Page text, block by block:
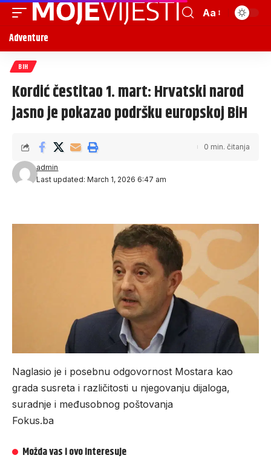
Aa
Adventure
BIH
Kordić čestitao 1. mart: Hrvatski narod
jasno je pokazao podršku europskoj BiH
Last updated: March 1, 2026 6:47 am
admin
0 min. čitanja
Naglasio je i posebnu odgovornost Mostara kao
grada susreta i različitosti u njegovanju dijaloga,
suradnje i međusobnog poštovanja
Fokus.ba
Možda vas i ovo interesuje